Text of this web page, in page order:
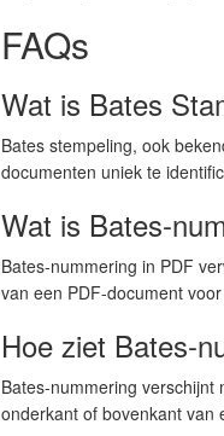
FAQs
Wat is Bates
Bates stempeling, ook
documenten uniek te
Wat is Bates-
Bates-nummering in PDF
van een PDF-document
Hoe ziet Bates-
Bates-nummering
onderkant of bovenkant van